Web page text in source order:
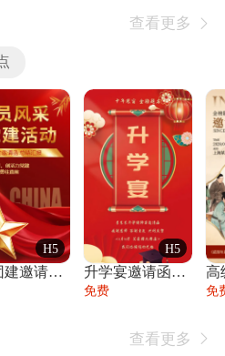
查看更多 
H5
党员团建邀请函党建活动风采党会工作汇报总
H5
升学宴邀请函喜报金榜题名高端谢师宴邀请函
免费 免
查看更多 